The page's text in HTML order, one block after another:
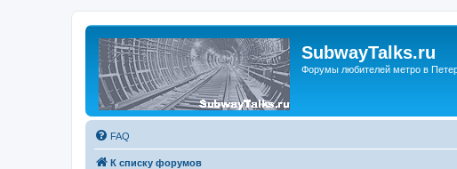
SubwayTalks.ru
Форумы любителей метро в
FAQ
К списку форумов